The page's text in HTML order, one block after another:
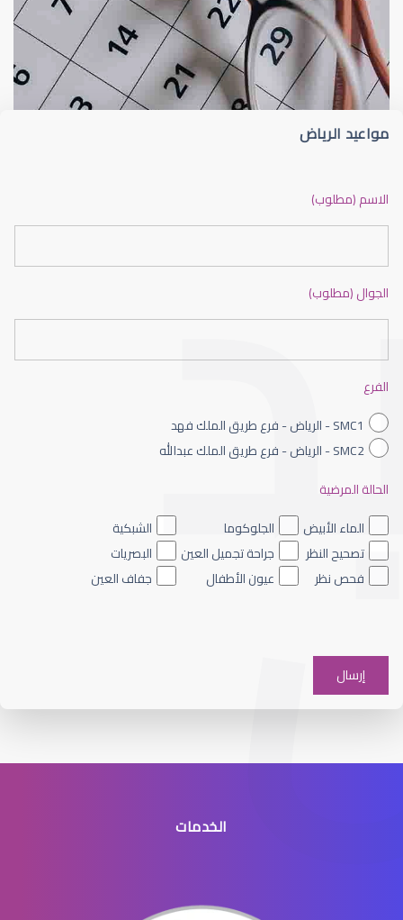
الجدول الزمني لزيارات طبيب عيون عيون الاطفال
عيون الاطفال الملونه
عيون الاطفال الخدج
مواعيد الرياض
الاسم (مطلوب)
الجوال (مطلوب)
الفرع
SMC1 - الرياض - فرع طريق الملك فهد
SMC2 - الرياض - فرع طريق الملك عبدالله
الحالة المرضية
الماء الأبيض
الجلوكوما
الشبكية
تصحيح النظر
جراحة تجميل العين
البصريات
فحص نظر
عيون الأطفال جفاف العين
الخدمات